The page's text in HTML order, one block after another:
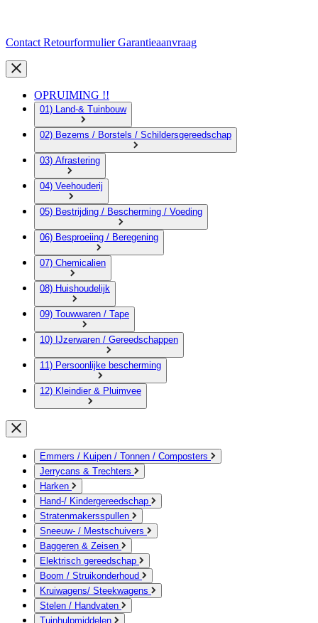
Contact RetourformulierGarantieaanvraag
OPRUIMING !!
01) Land-& Tuinbouw
02) Bezems / Borstels / Schildersgereedschap
03) Afrastering
04) Veehouderij
05) Bestrijding / Bescherming / Voeding
06) Besproeiing / Beregening
07) Chemicalien
08) Huishoudelijk
09) Touwwaren / Tape
10) IJzerwaren / Gereedschappen
11) Persoonlijke bescherming
12) Kleindier & Pluimvee
Emmers / Kuipen / Tonnen / Composters
Jerrycans & Trechters
Harken
Hand-/ Kindergereedschap
Stratenmakersspullen
Sneeuw- / Mestschuivers
Baggeren & Zeisen
Elektrisch gereedschap
Boom / Struikonderhoud
Kruiwagens/ Steekwagens
Stelen / Handvaten
Tuinhulpmiddelen